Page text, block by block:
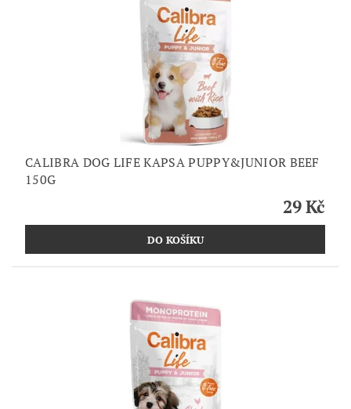
CALIBRA DOG LIFE KAPSA PUPPY&JUNIOR BEEF
150G
29 Kč